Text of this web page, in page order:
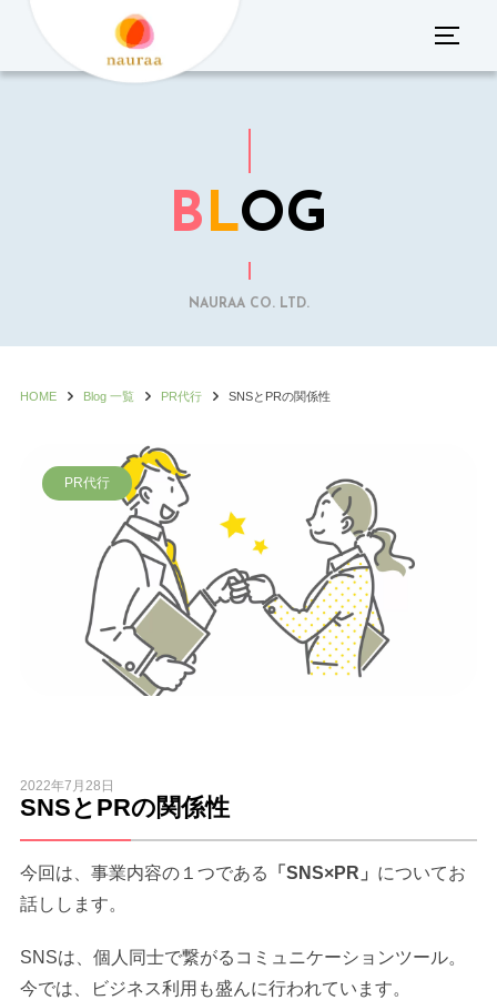
テ
BLOG
NAURAA CO. LTD.
HOME Blog 一覧 PR代行 SNSとPRの関係性
PR代行
2022年7月28日
SNSとPRの関係性
今回は、事業内容の１つである 「SNS×PR」 についてお
話しします。
SNSは、個人同士で繋がるコミュニケーションツール。
今では、ビジネス利用も盛んに行われています。